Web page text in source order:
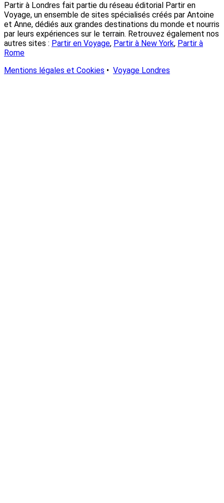
Partir à Londres fait partie du réseau éditorial Partir en
Voyage, un ensemble de sites spécialisés créés par Antoine
et Anne, dédiés aux grandes destinations du monde et nourris
par leurs expériences sur le terrain. Retrouvez également nos
autres sites : Partir en Voyage, Partir à New York, Partir à
Rome
Mentions légales et Cookies • Voyage Londres